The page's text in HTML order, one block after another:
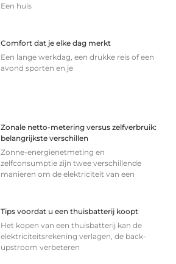
Een huis
Comfort dat je elke dag merkt
Een lange werkdag, een drukke reis of een
avond sporten en je
Zonale netto-metering versus zelfverbruik:
belangrijkste verschillen
Zonne-energienetmeting en
zelfconsumptie zijn twee verschillende
manieren om de elektriciteit van een
Tips voordat u een thuisbatterij koopt
Het kopen van een thuisbatterij kan de
elektriciteitsrekening verlagen, de back-
upstroom verbeteren